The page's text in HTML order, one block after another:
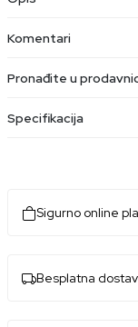
Komentari
Pronađite u
Specifikacija
Sigurno online
Besplatna